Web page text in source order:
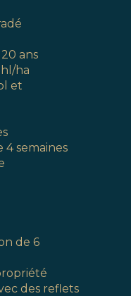
20 ans
ha
et
4 semaines
de 6
des reflets